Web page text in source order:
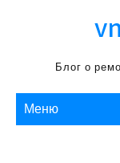
Блог о
Меню